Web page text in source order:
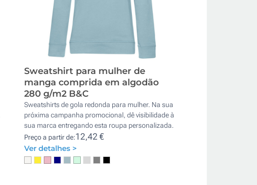
Sweatshirt para mulher de
manga comprida em algodão
280 g/m2 B&C
Sweatshirts de gola redonda para mulher. Na sua
próxima campanha promocional, dê visibilidade à
sua marca entregando esta roupa personalizada.
Preço a partir de:12,42 €
Ver detalhes >